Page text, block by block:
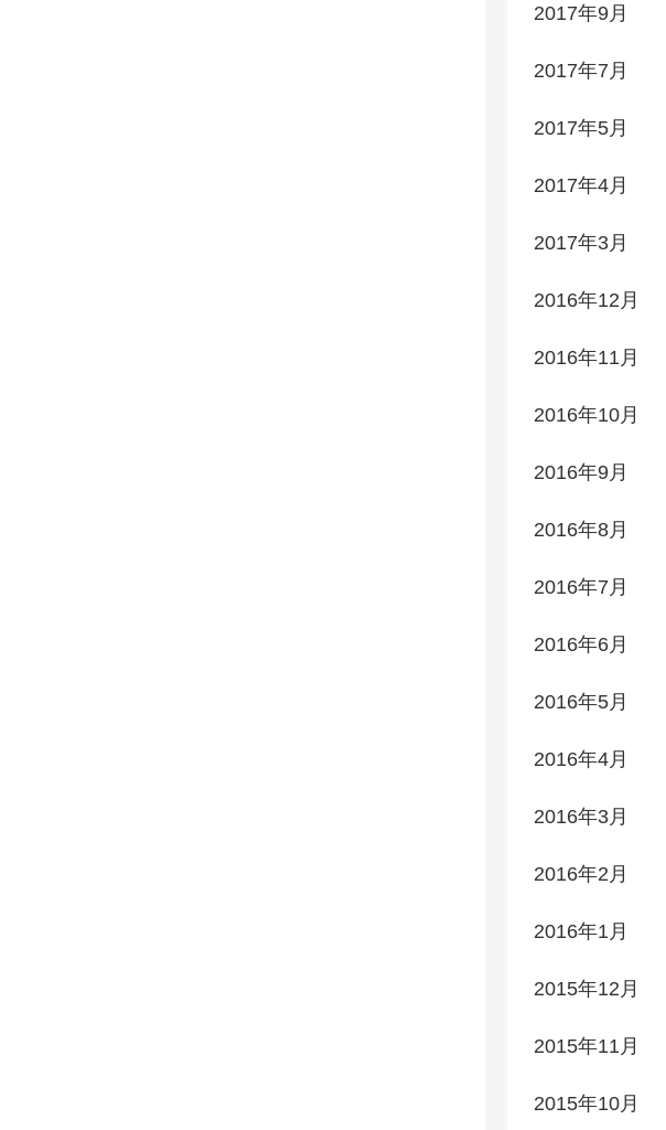
2017年9月
2017年7月
2017年5月
2017年4月
2017年3月
2016年12月
2016年11月
2016年10月
2016年9月
2016年8月
2016年7月
2016年6月
2016年5月
2016年4月
2016年3月
2016年2月
2016年1月
2015年12月
2015年11月
2015年10月